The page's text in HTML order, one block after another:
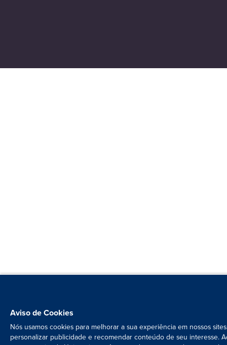
Aviso de Cookies
Nós usamos cookies para melhorar a sua experiência em nossos
personalizar publicidade e recomendar conteúdo de seu interesse.